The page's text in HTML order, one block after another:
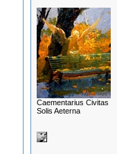
Сaementarius Civitas
Solis Aeterna